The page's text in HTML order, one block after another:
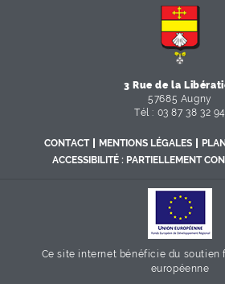
3 Rue de la
57685 Augny
Tél : 03 87 38 32 94
CONTACT MENTIONS LÉGALES
ACCESSIBILITÉ : PARTIELLEMENT
Ce site internet bénéficie du soutien
européenne